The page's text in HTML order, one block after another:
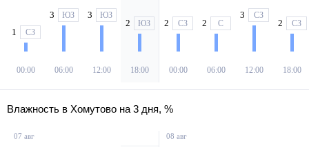
1 СЗ
00:00
3 ЮЗ
06:00
3 ЮЗ
12:00
2 ЮЗ
18:00
2 СЗ
00:00
2 С
06:00
3 СЗ
12:00
2 СЗ
18:00
Влажность в Хомутово на 3 дня, %
07 авг 08 авг